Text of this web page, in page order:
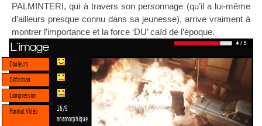
PALMINTERI, qui à travers son personnage (qu’il a lui-même
d’ailleurs presque connu dans sa jeunesse), arrive vraiment à
montrer l’importance et la force ‘DU’ caïd de l’époque.
L'image
Couleurs
Définition
Compression
Format Vidéo
16/9
anamorphique